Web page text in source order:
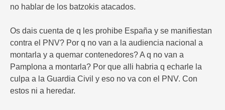
no hablar de los batzokis atacados.
Os dais cuenta de q les prohibe España y se manifiestan
contra el PNV? Por q no van a la audiencia nacional a
montarla y a quemar contenedores? A q no van a
Pamplona a montarla? Por que alli habria q echarle la
culpa a la Guardia Civil y eso no va con el PNV. Con
estos ni a heredar.